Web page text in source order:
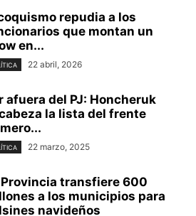
repudia a los
que montan un
en...
22 abril, 2026
afuera del PJ: Honcheruk
la lista del frente
22 marzo, 2025
Provincia transfiere 600
a los municipios para
navideños